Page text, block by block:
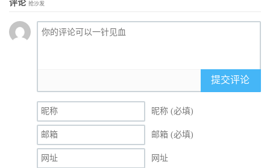
评论 抢沙发
提交评论
昵称 (必填)
邮箱 (必填)
网址